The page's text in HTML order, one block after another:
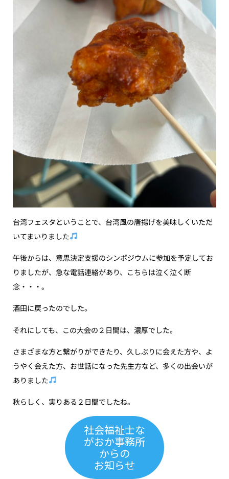
台湾フェスタということで、台湾風の唐揚げを美味しくいただ
いてまいりました
午後からは、意思決定支援のシンポジウムに参加を予定してお
りましたが、急な電話連絡があり、こちらは泣く泣く断
念・・・。
酒田に戻ったのでした。
それにしても、この大会の２日間は、濃厚でした。
さまざまな方と繋がりができたり、久しぶりに会えた方や、よ
うやく会えた方、お世話になった先生方など、多くの出会いが
ありました
秋らしく、実りある２日間でしたね。
社会福祉士な
がおか事務所
からの
お知らせ